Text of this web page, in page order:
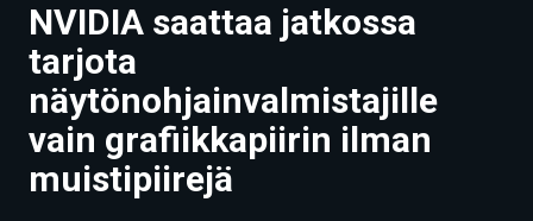
UUTISET
ARTIKKELIT
VIDEOT
TECHBBS
NVIDIA saattaa jatkossa
tarjota
näytönohjainvalmistajille
vain grafiikkapiirin ilman
muistipiirejä